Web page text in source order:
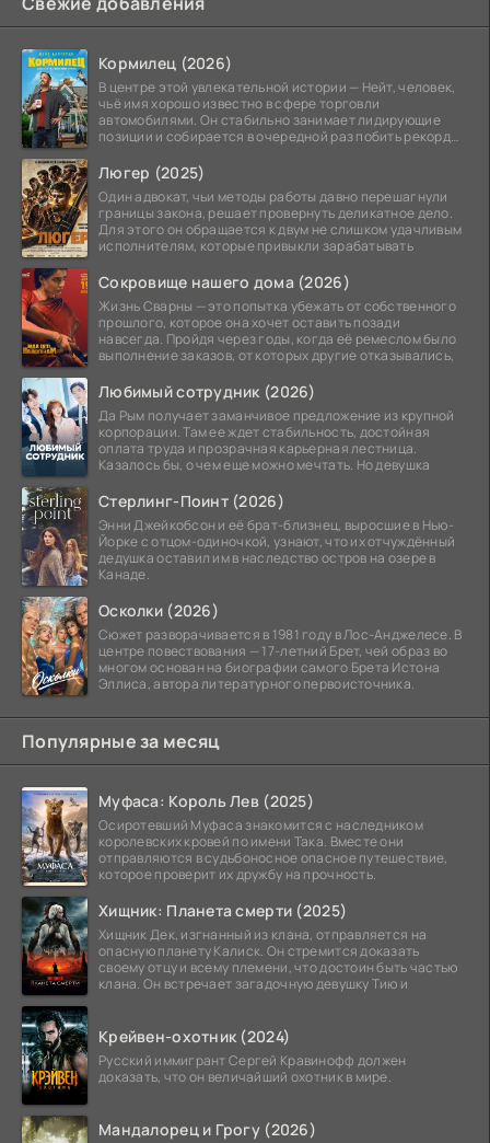
Кормилец (2026)
В центре этой увлекательной истории — Нейт, человек,
чьё имя хорошо известно в сфере торговли
автомобилями. Он стабильно занимает лидирующие
позиции и собирается в очередной раз побить рекорд
Люгер (2025)
Один адвокат, чьи методы работы давно перешагнули
границы закона, решает провернуть деликатное дело.
Для этого он обращается к двум не слишком удачливым
исполнителям, которые привыкли зарабатывать
Сокровище нашего дома (2026)
Жизнь Сварны — это попытка убежать от собственного
прошлого, которое она хочет оставить позади
навсегда. Пройдя через годы, когда её ремеслом было
выполнение заказов, от которых другие отказывались,
Любимый сотрудник (2026)
Да Рым получает заманчивое предложение из крупной
корпорации. Там ее ждет стабильность, достойная
оплата труда и прозрачная карьерная лестница.
Казалось бы, о чем еще можно мечтать. Но девушка
Стерлинг-Поинт (2026)
Энни Джейкобсон и её брат-близнец, выросшие в Нью-
Йорке с отцом-одиночкой, узнают, что их отчуждённый
дедушка оставил им в наследство остров на озере в
Канаде.
Осколки (2026)
Сюжет разворачивается в 1981 году в Лос-Анджелесе. В
центре повествования — 17-летний Брет, чей образ во
многом основан на биографии самого Брета Истона
Эллиса, автора литературного первоисточника.
Популярные за месяц
Муфаса: Король Лев (2025)
Осиротевший Муфаса знакомится с наследником
королевских кровей по имени Така. Вместе они
отправляются в судьбоносное опасное путешествие,
которое проверит их дружбу на прочность.
Хищник: Планета смерти (2025)
Хищник Дек, изгнанный из клана, отправляется на
опасную планету Калиск. Он стремится доказать
своему отцу и всему племени, что достоин быть частью
клана. Он встречает загадочную девушку Тию и
Крейвен-охотник (2024)
Русский иммигрант Сергей Кравинофф должен
доказать, что он величайший охотник в мире.
Мандалорец и Грогу (2026)